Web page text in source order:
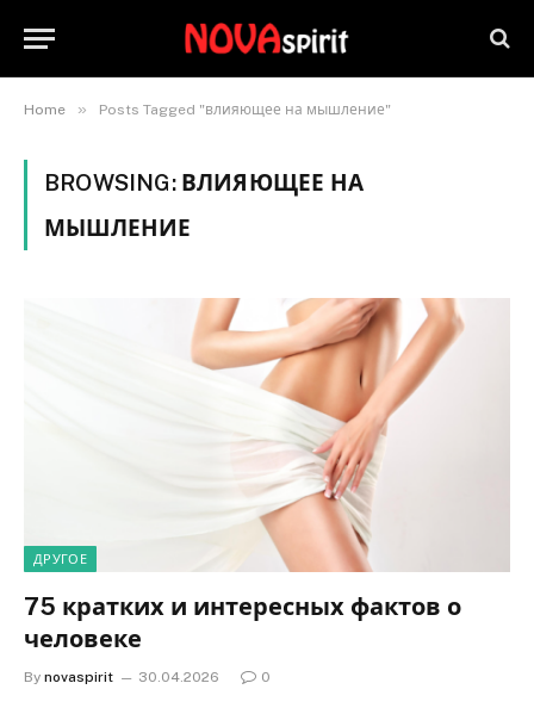
Home » Posts Tagged "влияющее на мышление"
BROWSING: ВЛИЯЮЩЕЕ НА
МЫШЛЕНИЕ
ДРУГОЕ
75 кратких и интересных фактов о
человеке
By novaspirit 30.04.2026 0